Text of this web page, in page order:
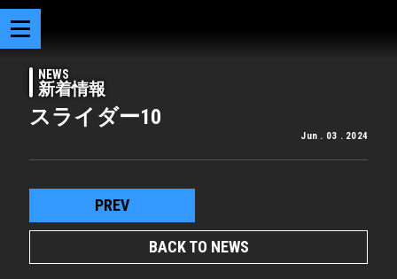
NEWS
新着情報
スライダー10
Jun . 03 . 2024
PREV
BACK TO NEWS